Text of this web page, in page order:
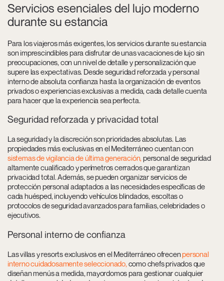
Servicios esenciales del lujo moderno
durante su estancia
Para los viajeros más exigentes, los servicios durante su estancia
son imprescindibles para disfrutar de unas vacaciones de lujo sin
preocupaciones, con un nivel de detalle y personalización que
supere las expectativas. Desde seguridad reforzada y personal
interno de absoluta confianza hasta la organización de eventos
privados o experiencias exclusivas a medida, cada detalle cuenta
para hacer que la experiencia sea perfecta.
Seguridad reforzada y privacidad total
La seguridad y la discreción son prioridades absolutas. Las
propiedades más exclusivas en el Mediterráneo cuentan con
sistemas de vigilancia de última generación, personal de seguridad
altamente cualificado y perímetros cerrados que garantizan
privacidad total. Además, se pueden organizar servicios de
protección personal adaptados a las necesidades específicas de
cada huésped, incluyendo vehículos blindados, escoltas o
protocolos de seguridad avanzados para familias, celebridades o
ejecutivos.
Personal interno de confianza
Las villas y resorts exclusivos en el Mediterráneo ofrecenpersonal
interno cuidadosamente seleccionado, como chefs privados que
diseñan menús a medida, mayordomos para gestionar cualquier